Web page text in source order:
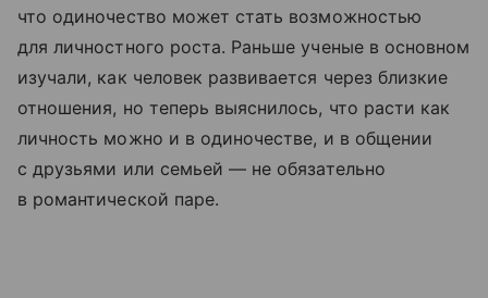
что одиночество может стать возможностью
для личностного роста. Раньше ученые в основном
изучали, как человек развивается через близкие
отношения, но теперь выяснилось, что расти как
личность можно и в одиночестве, и в общении
с друзьями или семьей — не обязательно
в романтической паре.